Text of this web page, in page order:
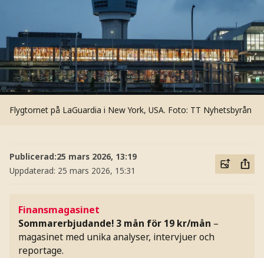
Flygtornet på LaGuardia i New York, USA. Foto: TT Nyhetsbyrån
Publicerad:25 mars 2026, 13:19
Uppdaterad: 25 mars 2026, 15:31
Finansmagasinet
Sommarerbjudande! 3 mån för 19 kr/mån –
magasinet med unika analyser, intervjuer och
reportage.